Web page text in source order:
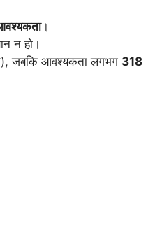
।
न हो।
जबकि आवश्यकता लगभग 318